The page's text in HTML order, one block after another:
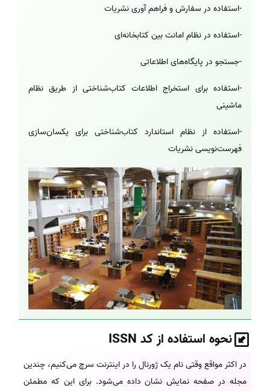
-استفاده در سفارش و فراهم آوری نشریات
-استفاده در نظام امانت بین کتابخانه‌ای
-جستجو در پایگاه‌های اطلاعاتی
-استفاده برای استخراج اطلاعات کتاب‌شناختی از طریق نظام
ماشینی
-استفاده از نظام استاندارد کتاب‌شناختی برای یکسان‌سازی
فهرست‌نویسی نشریات
نحوه استفاده از کد ISSN
در اکثر مواقع وقتی نام یک ژورنال را در اینترنت سرچ می‌کنیم، چندین
مجله در صفحه نمایش نشان داده می‌شود. برای این که مطمئن